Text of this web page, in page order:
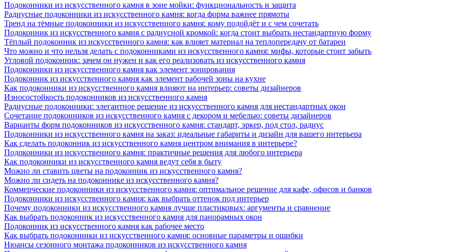
Подоконники из искусственного камня в зоне мойки: функциональность и защита
Радиусные подоконники из искусственного камня: когда форма важнее прямоты
Тренд на тёмные подоконники из искусственного камня: кому подойдёт и с чем сочетать
Подоконник из искусственного камня с радиусной кромкой: когда стоит выбрать нестандартную форму
Тёплый подоконник из искусственного камня: как влияет материал на теплопередачу от батареи
Что можно и что нельзя делать с подоконниками из искусственного камня: мифы, которые стоит забыть
Угловой подоконник: зачем он нужен и как его реализовать из искусственного камня
Подоконники из искусственного камня как элемент зонирования
Подоконник из искусственного камня как элемент рабочей зоны на кухне
Как подоконники из искусственного камня влияют на интерьер: советы дизайнеров
Износостойкость подоконников из искусственного камня
Радиусные подоконники: элегантное решение из искусственного камня для нестандартных окон
Сочетание подоконников из искусственного камня с декором и мебелью: советы дизайнеров
Варианты форм подоконников из искусственного камня: стандарт, эркер, под стол, радиус
Подоконники из искусственного камня на заказ: идеальные габариты и дизайн для вашего интерьера
Как сделать подоконник из искусственного камня центром внимания в интерьере?
Подоконники из искусственного камня: практичные решения для любого интерьера
Как подоконники из искусственного камня ведут себя в быту
Можно ли ставить цветы на подоконник из искусственного камня?
Можно ли сидеть на подоконнике из искусственного камня?
Коммерческие подоконники из искусственного камня: оптимальное решение для кафе, офисов и банков
Подоконники из искусственного камня: как выбрать оттенок под интерьер
Почему подоконники из искусственного камня лучше пластиковых: аргументы и сравнение
Как выбрать подоконник из искусственного камня для панорамных окон
Подоконник из искусственного камня как рабочее место
Как выбрать подоконники из искусственного камня: основные параметры и ошибки
Нюансы сезонного монтажа подоконников из искусственного камня